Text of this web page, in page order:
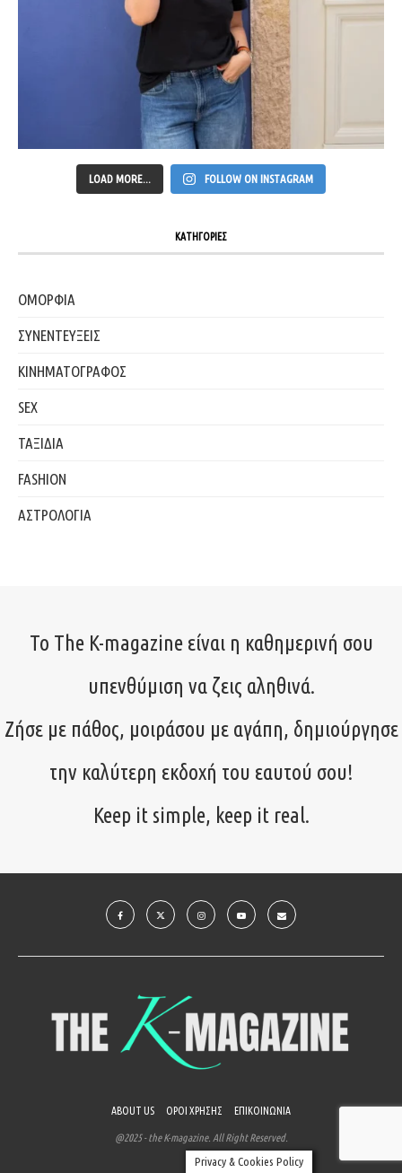
LOAD MORE... FOLLOW ON INSTAGRAM
ΚΑΤΗΓΟΡΙΕΣ
ΟΜΟΡΦΙΑ
ΣΥΝΕΝΤΕΥΞΕΙΣ
ΚΙΝΗΜΑΤΟΓΡΑΦΟΣ
SEX
ΤΑΞΙΔΙΑ
FASHION
ΑΣΤΡΟΛΟΓΙΑ
Το The K-magazine είναι η καθημερινή σου
υπενθύμιση να ζεις αληθινά.
Ζήσε με πάθος, μοιράσου με αγάπη, δημιούργησε
την καλύτερη εκδοχή του εαυτού σου!
Keep it simple, keep it real.
ABOUT US ΟΡΟΙ ΧΡΗΣΗΣ ΕΠΙΚΟΙΝΩΝΙΑ
@2025 - the K-magazine. All Right Reserved.
Privacy & Cookies Policy